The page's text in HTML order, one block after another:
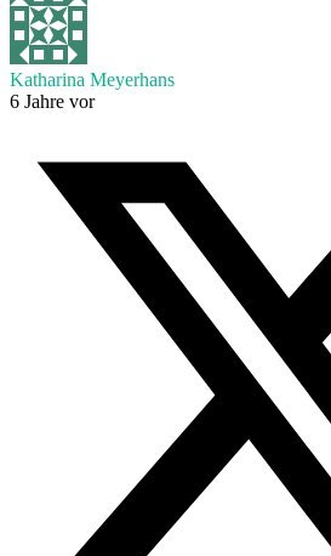
Katharina Meyerhans
6 Jahre vor